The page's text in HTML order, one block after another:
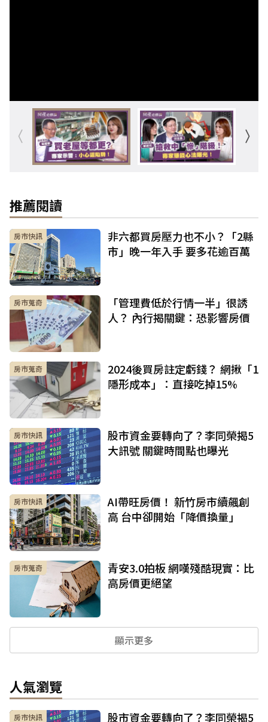
推薦閱讀
房市快訊
非六都買房壓力也不小？「2縣
市」晚一年入手 要多花逾百萬
房市蒐奇
「管理費低於行情一半」很誘
人？ 內行揭關鍵：恐影響房價
房市蒐奇
2024後買房註定虧錢？ 網揪「1
隱形成本」：直接吃掉15%
房市快訊
股市資金要轉向了？李同榮揭5
大訊號 關鍵時間點也曝光
房市快訊
AI帶旺房價！ 新竹房市續飆創
高 台中卻開始「降價換量」
房市蒐奇
青安3.0拍板 網嘆殘酷現實：比
高房價更絕望
顯示更多
人氣瀏覽
房市快訊
股市資金要轉向了？李同榮揭5